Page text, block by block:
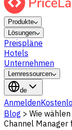
Produkte
Lösungen
Preispläne
Hotels
Unternehmen
Lernressourcen
de
Anmelden
Blog > Wie
Channel